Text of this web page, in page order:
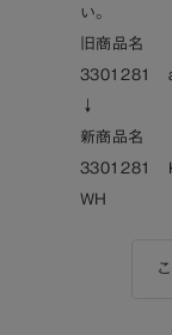
い。
旧商品名
3301281
↓
新商品名
3301281
WH